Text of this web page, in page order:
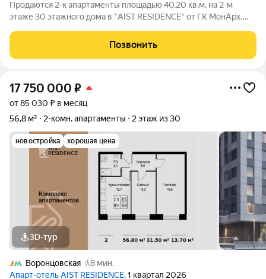
Продаются 2-к апартаменты площадью 40.20 кв.м. на 2-м
этаже 30 этажного дома в "AIST RESIDENCE" от ГК МонАрх.
стремится к гармонии между динамичной городской жизнью и
отдыхом на природе.
Позвонить
17 750 000 ₽
от 85 030 ₽ в месяц
56,8 м²
2-комн. апартаменты 2 этаж из 30
новостройка хорошая цена
3D-тур
Воронцовская
8 мин.
Апарт-отель AIST RESIDENCE, 1 квартал 2026